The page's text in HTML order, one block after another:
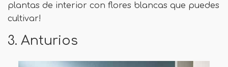
plantas de interior con flores blancas que puedes
cultivar!
3. Anturios